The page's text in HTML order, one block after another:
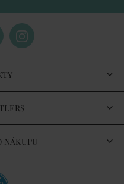
NÁKUPU